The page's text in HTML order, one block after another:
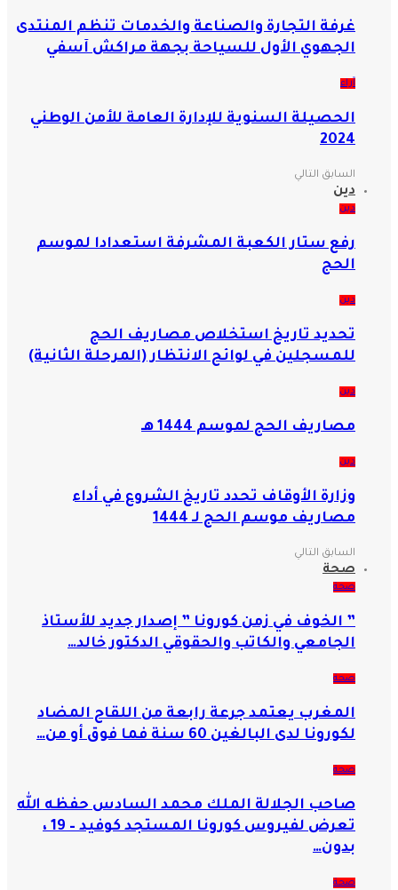
غرفة التجارة والصناعة والخدمات تنظم المنتدى
الجهوي الأول للسياحة بجهة مراكش آسفي
آراء
الحصيلة السنوية للإدارة العامة للأمن الوطني
2024
السابق التالي
دين
دين
رفع ستار الكعبة المشرفة استعدادا لموسم
الحج
دين
تحديد تاريخ استخلاص مصاريف الحج
للمسجلين في لوائح الانتظار (المرحلة الثانية)
دين
مصاريف الحج لموسم 1444 هـ
دين
وزارة الأوقاف تحدد تاريخ الشروع في أداء
مصاريف موسم الحج لـ 1444
السابق التالي
صحة
صحة
” الخوف في زمن كورونا ” إصدار جديد للأستاذ
الجامعي والكاتب والحقوقي الدكتور خالد…
صحة
المغرب يعتمد جرعة رابعة من اللقاح المضاد
لكورونا لدى البالغين 60 سنة فما فوق أو من…
صحة
صاحب الجلالة الملك محمد السادس حفظه الله
تعرض لفيروس كورونا المستجد كوفيد – 19 ،
بدون…
صحة